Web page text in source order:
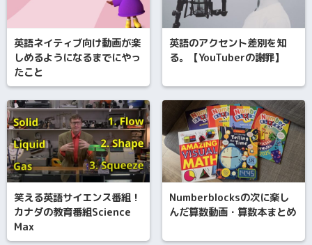
英語ネイティブ向け動画が楽
しめるようになるまでにやっ
たこと
英語のアクセント差別を知
る。【YouTuberの謝罪】
笑える英語サイエンス番組！
カナダの教育番組Science
Max
Numberblocksの次に楽し
んだ算数動画・算数本まとめ